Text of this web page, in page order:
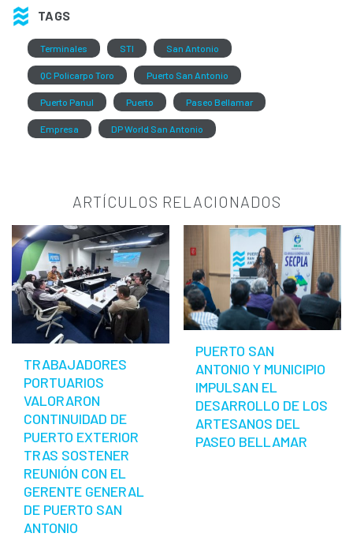
TAGS
Terminales STI San Antonio
QC Policarpo Toro Puerto San Antonio
Puerto Panul Puerto Paseo Bellamar
Empresa DP World San Antonio
ARTÍCULOS RELACIONADOS
TRABAJADORES
PORTUARIOS
VALORARON
CONTINUIDAD DE
PUERTO EXTERIOR
TRAS SOSTENER
REUNIÓN CON EL
GERENTE GENERAL
DE PUERTO SAN
ANTONIO
PUERTO SAN
ANTONIO Y MUNICIPIO
IMPULSAN EL
DESARROLLO DE LOS
ARTESANOS DEL
PASEO BELLAMAR